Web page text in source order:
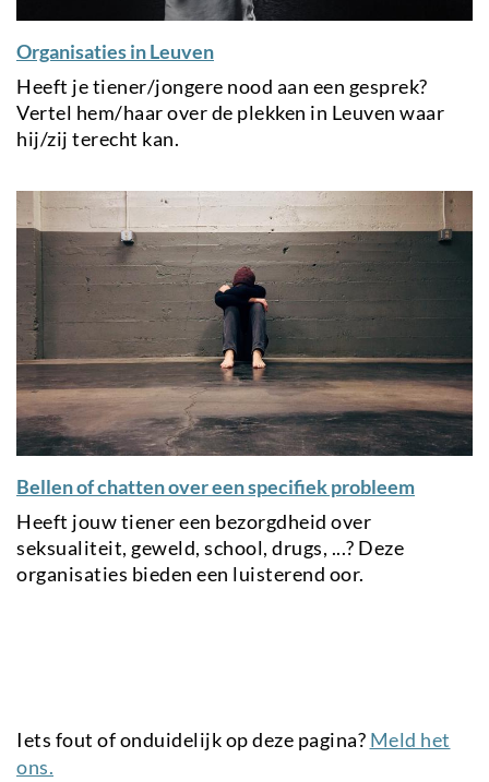
Organisaties in Leuven
Heeft je tiener/jongere nood aan een gesprek?
Vertel hem/haar over de plekken in Leuven waar
hij/zij terecht kan.
Bellen of chatten over een specifiek probleem
Heeft jouw tiener een bezorgdheid over
seksualiteit, geweld, school, drugs, ...? Deze
organisaties bieden een luisterend oor.
Iets fout of onduidelijk op deze pagina? Meld het
ons.